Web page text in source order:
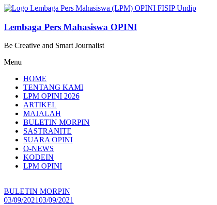
Lompat
konten
Lembaga Pers Mahasiswa OPINI
Be Creative and Smart Journalist
Menu
HOME
TENTANG KAMI
LPM OPINI 2026
ARTIKEL
MAJALAH
BULETIN MORPIN
SASTRANITE
SUARA OPINI
O-NEWS
KODEIN
LPM OPINI
BULETIN MORPIN
03/09/202103/09/2021